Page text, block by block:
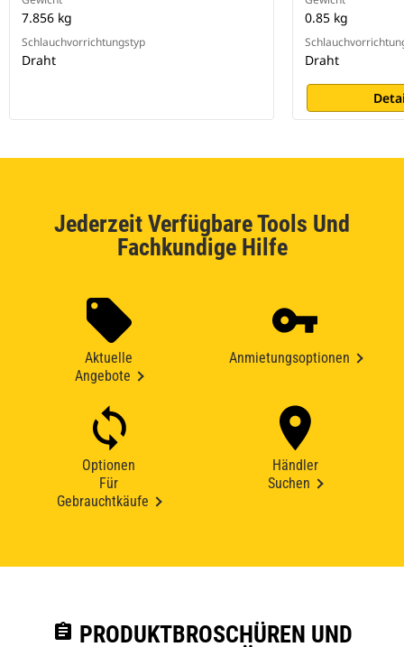
7.856 kg
Schlauchvorrichtungstyp
Draht
0.85 kg
Draht
Jederzeit Verfügbare Tools Und
Fachkundige Hilfe
Aktuelle
Angebote
Anmietungsoptionen
Optionen
Für
Gebrauchtkäufe
Händler
Suchen
assignment PRODUKTBROSCHÜREN UND